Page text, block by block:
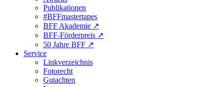
Publikationen
#BFFmastertapes
BFF Akademie ↗︎
BFF-Förderpreis ↗︎
50 Jahre BFF ↗︎
Service
Linkverzeichnis
Fotorecht
Gutachten